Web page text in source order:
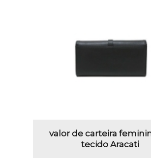
valor de carteira
tecido Aracati